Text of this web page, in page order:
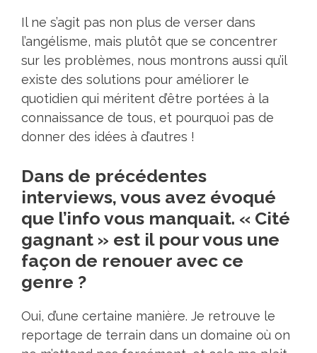
Il ne s’agit pas non plus de verser dans
l’angélisme, mais plutôt que se concentrer
sur les problèmes, nous montrons aussi qu’il
existe des solutions pour améliorer le
quotidien qui méritent d’être portées à la
connaissance de tous, et pourquoi pas de
donner des idées à d’autres !
Dans de précédentes
interviews, vous avez évoqué
que l’info vous manquait. « Cité
gagnant » est il pour vous une
façon de renouer avec ce
genre ?
Oui, d’une certaine manière. Je retrouve le
reportage de terrain dans un domaine où on